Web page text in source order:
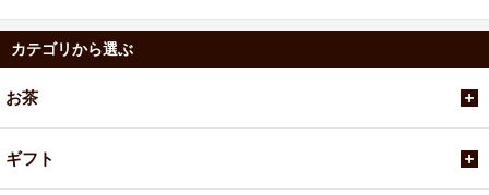
カテゴリから選ぶ
お茶
ギフト